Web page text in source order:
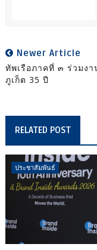
Newer Article
ทัพเรือภาคที่ ๓ ร่วมง
ภูเก็ต 35 ปี
RELATED POST
ประชาสัมพันธ์